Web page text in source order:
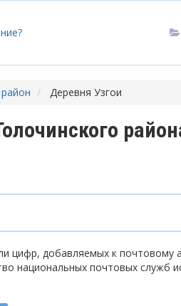
Деревня Узгои
цифр, добавляемых к почтовому
национальных почтовых служб